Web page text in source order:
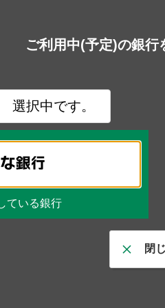
ご利用中(予定)の銀行
選択中です。
ている銀行
閉